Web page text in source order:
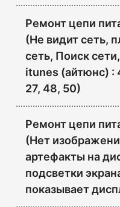
Ремонт цепи
(Не видит сеть,
сеть, Поиск
itunes (айтюнс) :
27, 48, 50)
Ремонт цепи
(Нет
артефакты на
подсветки
показывает